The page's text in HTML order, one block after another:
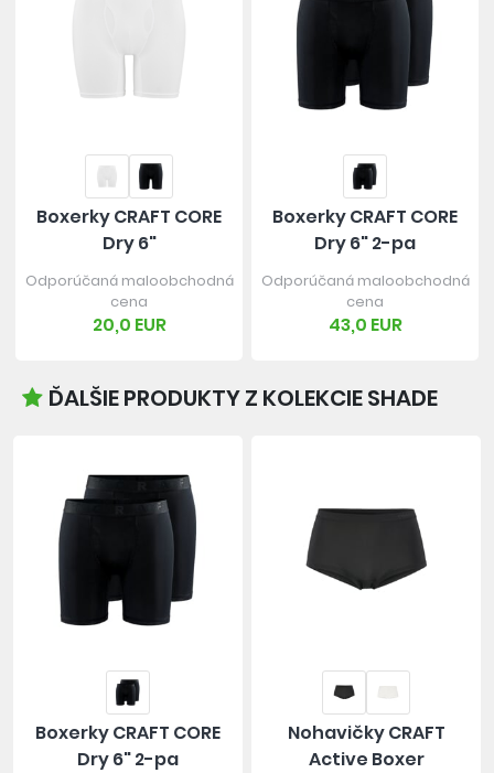
Boxerky CRAFT CORE
Dry 6"
Odporúčaná maloobchodná
cena
20,0 EUR
Boxerky CRAFT CORE
Dry 6" 2-pa
Odporúčaná maloobchodná
cena
43,0 EUR
ĎALŠIE PRODUKTY Z KOLEKCIE SHADE
Boxerky CRAFT CORE
Dry 6" 2-pa
Nohavičky CRAFT
Active Boxer